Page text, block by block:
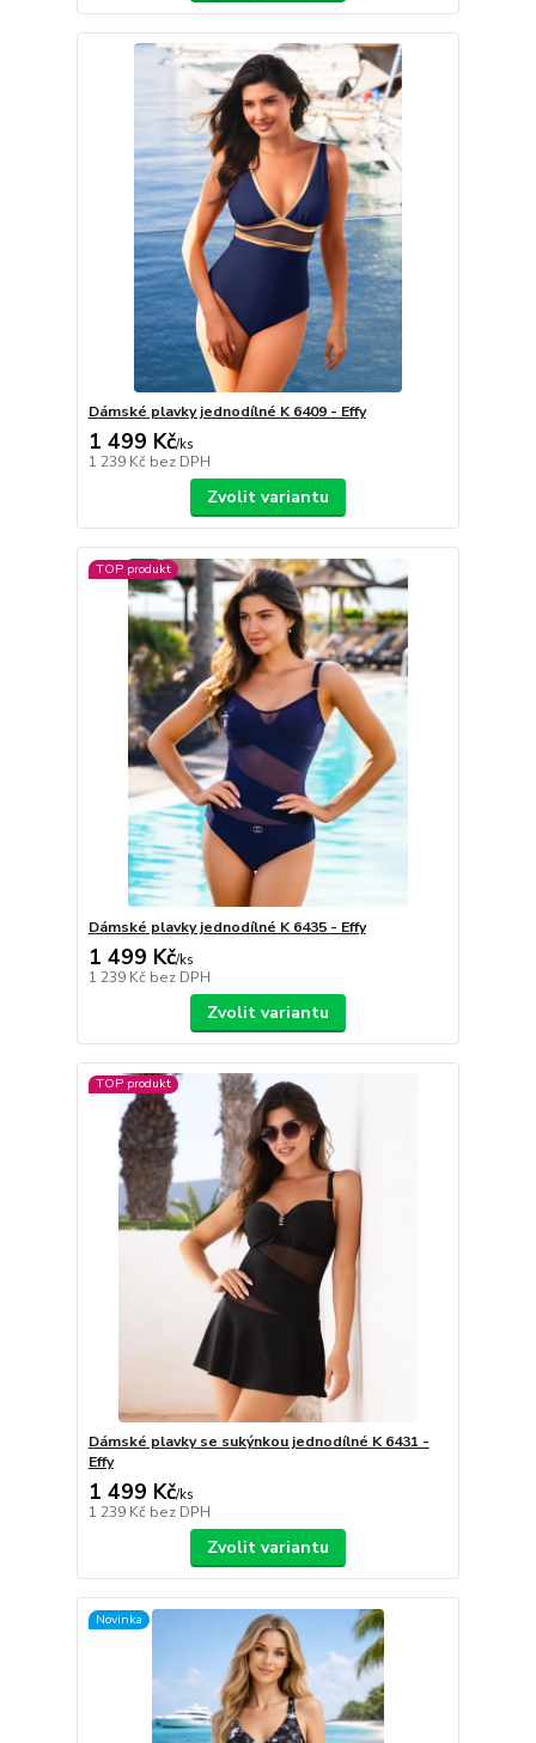
Dámské plavky jednodílné K 6409 - Effy
1 499 Kč/ks
1 239 Kč bez DPH
Zvolit variantu
TOP produkt
Dámské plavky jednodílné K 6435 - Effy
1 499 Kč/ks
1 239 Kč bez DPH
Zvolit variantu
TOP produkt
Dámské plavky se sukýnkou jednodílné K 6431 -
Effy
1 499 Kč/ks
1 239 Kč bez DPH
Zvolit variantu
Novinka